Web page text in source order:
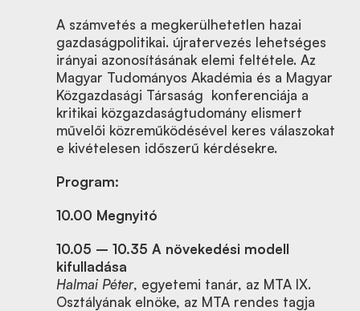
A számvetés a megkerülhetetlen hazai
gazdaságpolitikai. újratervezés lehetséges
irányai azonosításának elemi feltétele. Az
Magyar Tudományos Akadémia és a Magyar
Közgazdasági Társaság konferenciája a
kritikai közgazdaságtudomány elismert
művelői közreműködésével keres válaszokat
e kivételesen időszerű kérdésekre.
Program:
10.00 Megnyitó
10.05 – 10.35 A növekedési modell
kifulladása
Halmai Péter, egyetemi tanár, az MTA IX.
Osztályának elnöke, az MTA rendes tagja